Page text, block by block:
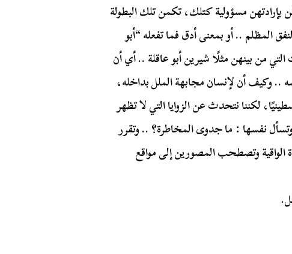
بإرادتهن مسؤولية كتلك، تكمن تلك البطولة
المظلم .. أو بمعنى أدق فما تفعله “أبو
من بينهن مثلًا شيرين أبو عاقلة .. أي أن
.. وكيف أن لإنسان مجابهة الملل بداخله،
لكننا نتحدث عن الزوايا التي لا تظهر
وتسأل نفسها : ما جدوى المخاطرة؟ .. وتقرر
الواقية وتصطحب المصورين إلى مواقع